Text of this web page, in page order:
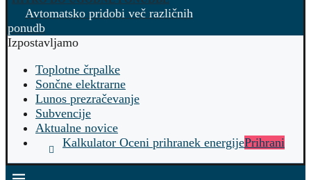
Avtomatsko pridobi več različnih
ponudb
Izpostavljamo
Toplotne črpalke
Sončne elektrarne
Lunos prezračevanje
Subvencije
Aktualne novice
Kalkulator Oceni prihranek energijePrihrani